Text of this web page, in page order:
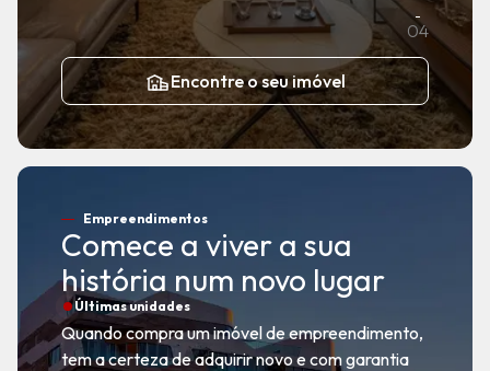
04
Encontre o seu imóvel
Empreendimentos
Comece a viver a sua
história num novo lugar
Últimas unidades
Quando compra um imóvel de empreendimento,
tem a certeza de adquirir novo e com garantia